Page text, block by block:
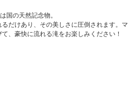
国の天然記念物。
だけあり、その美しさに圧倒されます。マ
、豪快に流れる滝をお楽しみください！